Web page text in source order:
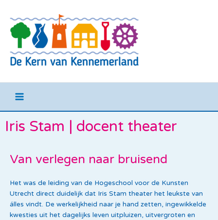
inhoud
Menu
Iris Stam | docent theater
Van verlegen naar bruisend
Het was de leiding van de Hogeschool voor de Kunsten
Utrecht direct duidelijk dat Iris Stam theater het leukste van
álles vindt. De werkelijkheid naar je hand zetten, ingewikkelde
kwesties uit het dagelijks leven uitpluizen, uitvergroten en